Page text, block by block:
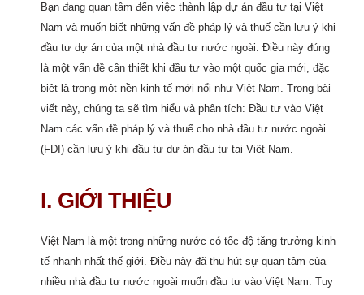
Bạn đang quan tâm đến việc thành lập dự án đầu tư tại Việt
Nam và muốn biết những vấn đề pháp lý và thuế cần lưu ý khi
đầu tư dự án của một nhà đầu tư nước ngoài. Điều này đúng
là một vấn đề cần thiết khi đầu tư vào một quốc gia mới, đặc
biệt là trong một nền kinh tế mới nổi như Việt Nam. Trong bài
viết này, chúng ta sẽ tìm hiểu và phân tích: Đầu tư vào Việt
Nam các vấn đề pháp lý và thuế cho nhà đầu tư nước ngoài
(FDI) cần lưu ý khi đầu tư dự án đầu tư tại Việt Nam.
I. GIỚI THIỆU
Việt Nam là một trong những nước có tốc độ tăng trưởng kinh
tế nhanh nhất thế giới. Điều này đã thu hút sự quan tâm của
nhiều nhà đầu tư nước ngoài muốn đầu tư vào Việt Nam. Tuy